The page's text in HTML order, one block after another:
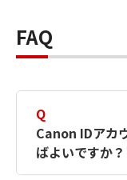
FAQ
Q
Canon IDアカ
ばよいですか？